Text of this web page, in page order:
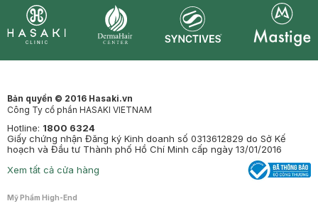
Bản quyền © 2016 Hasaki.vn
Công Ty cổ phần HASAKI VIETNAM
Hotline: 1800 6324
Giấy chứng nhận Đăng ký Kinh doanh số 0313612829 do Sở Kế
hoạch và Đầu tư Thành phố Hồ Chí Minh cấp ngày 13/01/2016
Xem tất cả cửa hàng
Mỹ Phẩm High-End